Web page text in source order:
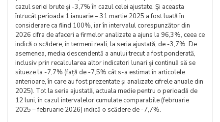
cazul seriei brute și -3,7% în cazul celei ajustate. Și aceasta
întrucât perioada 1 ianuarie – 31 martie 2025 a fost luată în
considerare ca fiind 100%, iar în intervalul corespunzător din
2026 cifra de afaceri a firmelor analizate a ajuns la 96,3%, ceea ce
indică o scădere, în termeni reali, la seria ajustată, de -3,7%. De
asemenea, media descendentă a anului trecut a fost ponderată,
inclusiv prin recalcularea altor indicatori lunari și continuă să se
situeze la -7,7% (față de -7,5% cât s-a estimat în articolele
anterioare, în care au fost prezentate și analizate cifrele anuale din
2025). Tot la seria ajustată, actuala medie pentru o perioadă de
12 luni, în cazul intervalelor cumulate comparabile (februarie
2025 – februarie 2026) indică o scădere de -7,7%.